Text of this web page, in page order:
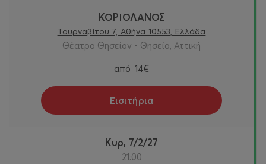
ΚΟΡΙΟΛΑΝΟΣ
Τουρναβίτου 7, Αθήνα 10553, Ελλάδα
Θέατρο Θησείον - Θησείο, Αττική
από 14€
Εισιτήρια
Κυρ, 7/2/27
21:00